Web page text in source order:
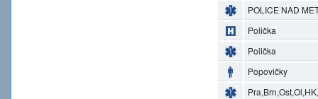
POLICE NAD
Polička
Polička
Popovičky